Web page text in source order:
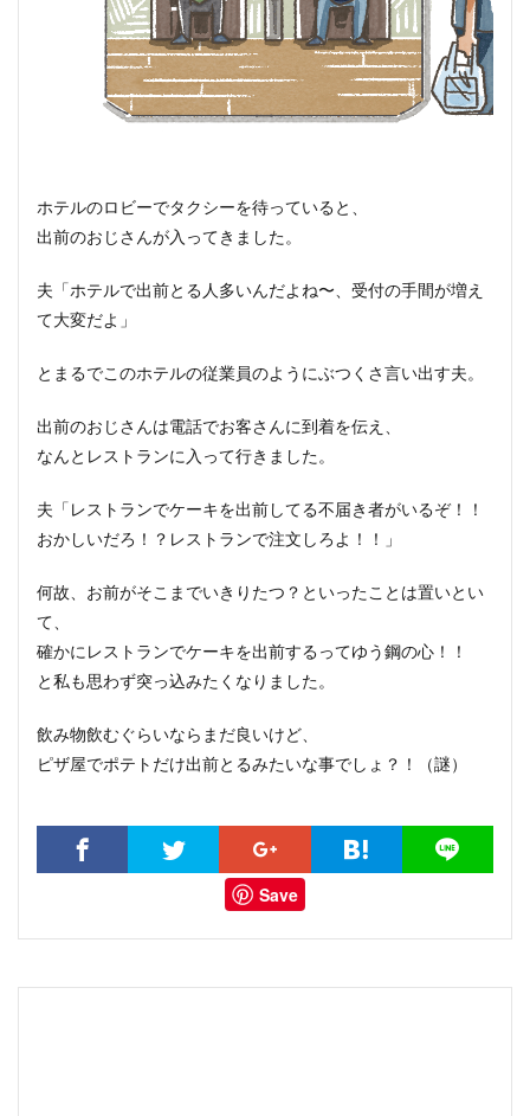
ホテルのロビーでタクシーを待っていると、
出前のおじさんが入ってきました。
夫「ホテルで出前とる人多いんだよね〜、受付の手間が増え
て大変だよ」
とまるでこのホテルの従業員のようにぶつくさ言い出す夫。
出前のおじさんは電話でお客さんに到着を伝え、
なんとレストランに入って行きました。
夫「レストランでケーキを出前してる不届き者がいるぞ！！
おかしいだろ！？レストランで注文しろよ！！」
何故、お前がそこまでいきりたつ？といったことは置いとい
て、
確かにレストランでケーキを出前するってゆう鋼の心！！
と私も思わず突っ込みたくなりました。
飲み物飲むぐらいならまだ良いけど、
ピザ屋でポテトだけ出前とるみたいな事でしょ？！（謎）
Save